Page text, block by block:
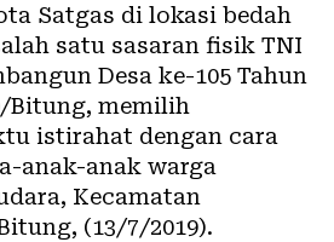
Satgas di lokasi bedah
satu sasaran fisik TNI
Desa ke-105 Tahun
Bitung, memilih
istirahat dengan cara
anak-anak warga
Kecamatan
(13/7/2019).